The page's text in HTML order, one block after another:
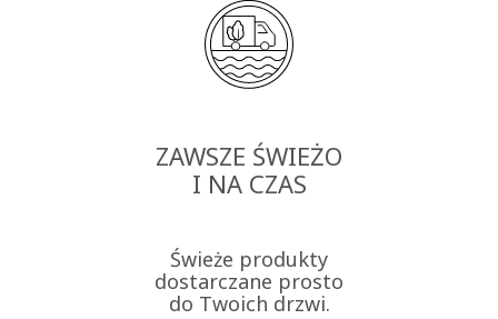
ZAWSZE ŚWIEŻO
I NA CZAS
Świeże produkty
dostarczane prosto
do Twoich drzwi.